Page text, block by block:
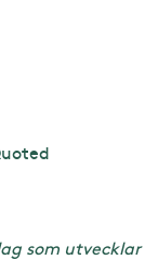
som utvecklar